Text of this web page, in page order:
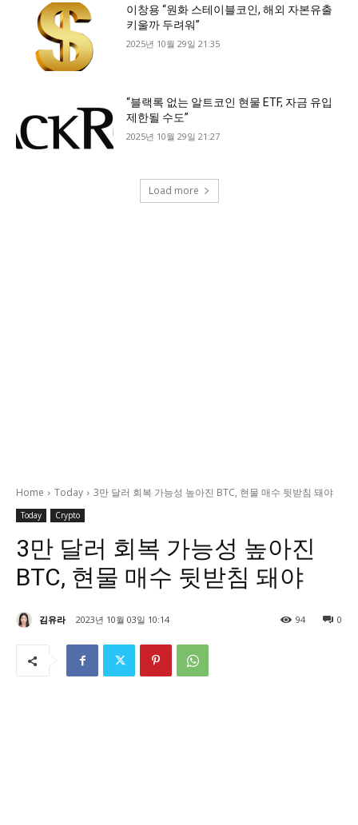
이창용 “원화 스테이블코인, 해외 자본유출
키울까 두려워”
2025년 10월 29일 21:35
“블랙록 없는 알트코인 현물 ETF, 자금 유입
제한될 수도”
2025년 10월 29일 21:27
Load more